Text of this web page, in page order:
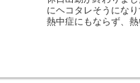
にヘコタレそうにな
熱中症にもならず、